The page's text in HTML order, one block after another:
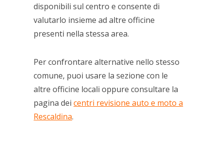
disponibili sul centro e consente di
valutarlo insieme ad altre officine
presenti nella stessa area.
Per confrontare alternative nello stesso
comune, puoi usare la sezione con le
altre officine locali oppure consultare la
pagina deicentri revisione auto e moto a
Rescaldina.